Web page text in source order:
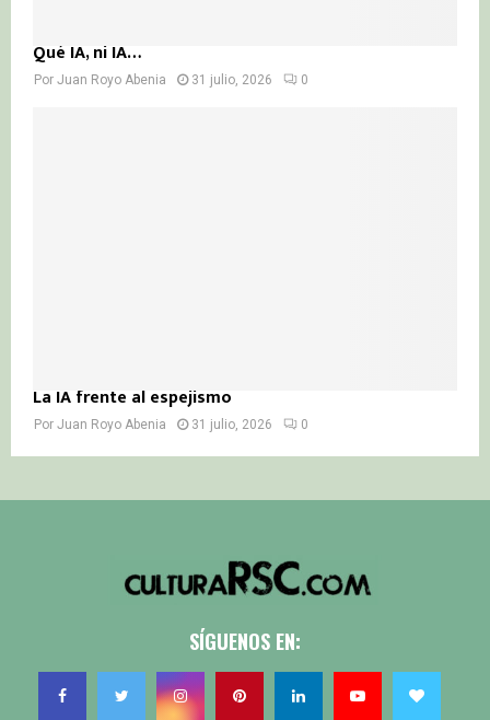
Qué IA, ni IA…
Por Juan Royo Abenia 31 julio, 2026 0
La IA frente al espejismo
Por Juan Royo Abenia 31 julio, 2026 0
SÍGUENOS EN: